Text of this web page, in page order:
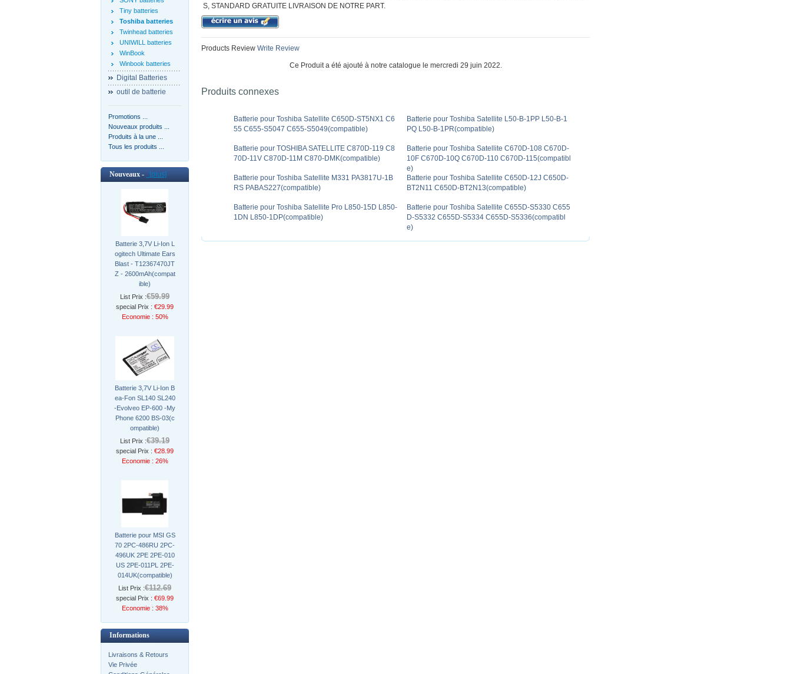
Tiny batteries
Toshiba batteries
Twinhead batteries
UNIWILL batteries
WinBook
Winbook batteries
Digital Batteries
outil de batterie
Promotions ...
Nouveaux produits ...
Produits à la une ...
Tous les produits ...
Nouveaux - [plus]
Batterie 3,7V Li-Ion L
ogitech Ultimate Ears
Blast - T12367470JT
Z - 2600mAh(compat
ible)
List Prix :€59.99
special Prix : €29.99
Economie : 50%
Batterie 3,7V Li-Ion B
ea-Fon SL140 SL240
-Evolveo EP-600 -My
Phone 6200 BS-03(c
ompatible)
List Prix :€39.19
special Prix : €28.99
Economie : 26%
Batterie pour MSI GS
70 2PC-486RU 2PC-
496UK 2PE 2PE-010
US 2PE-011PL 2PE-
014UK(compatible)
List Prix :€112.69
special Prix : €69.99
Economie : 38%
Informations
Livraisons & Retours
Vie Privée
S, STANDARD GRATUITE LIVRAISON DE NOTRE PART.
Products Review Write Review
Ce Produit a été ajouté à notre catalogue le mercredi 29 juin 2022.
Produits connexes
Batterie pour Toshiba Satellite C650D-ST5NX1 C6
55 C655-S5047 C655-S5049(compatible)
Batterie pour Toshiba Satellite L50-B-1PP L50-B-1
PQ L50-B-1PR(compatible)
Batterie pour TOSHIBA SATELLITE C870D-119 C8
70D-11V C870D-11M C870-DMK(compatible)
Batterie pour Toshiba Satellite C670D-108 C670D-
10F C670D-10Q C670D-110 C670D-115(compatibl
e)
Batterie pour Toshiba Satellite M331 PA3817U-1B
RS PABAS227(compatible)
Batterie pour Toshiba Satellite C650D-12J C650D-
BT2N11 C650D-BT2N13(compatible)
Batterie pour Toshiba Satellite Pro L850-15D L850-
1DN L850-1DP(compatible)
Batterie pour Toshiba Satellite C655D-S5330 C655
D-S5332 C655D-S5334 C655D-S5336(compatibl
e)